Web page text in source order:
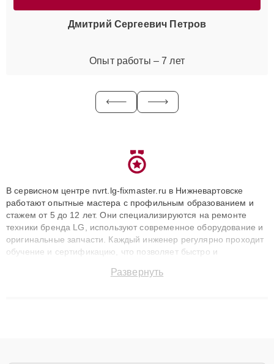
Дмитрий Сергеевич Петров
Опыт работы – 7 лет
В сервисном центре nvrt.lg-fixmaster.ru в Нижневартовске
работают опытные мастера с профильным образованием и
стажем от 5 до 12 лет. Они специализируются на ремонте
техники бренда LG, используют современное оборудование и
оригинальные запчасти. Каждый инженер регулярно проходит
обучение и сертификацию, что позволяет быстро и
сохранением гарантии до 3 лет. Наши мастера решают
Развернуть